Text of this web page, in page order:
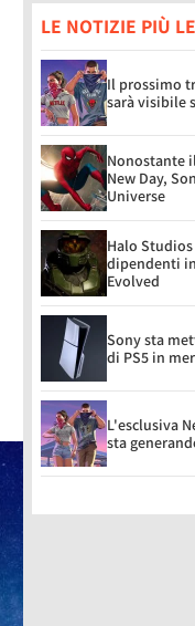
LE NOTIZIE PIÙ
Il prossimo
sarà visibile
Nonostante
New Day,
Universe
Halo
dipendenti
Evolved
Sony sta
di PS5 in
L'esclusiva
sta